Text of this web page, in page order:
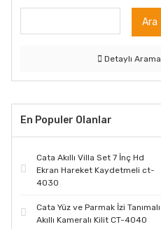
Ara
Detaylı Arama
En Populer Olanlar
Cata Akıllı Villa Set 7 İnç Hd
Ekran Hareket Kaydetmeli ct-
4030
Cata Yüz ve Parmak İzi Tanımalı
Akıllı Kameralı Kilit CT-4040